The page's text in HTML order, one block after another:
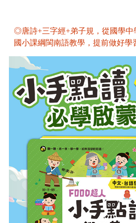
◎唐詩+三字經+弟子規， 從國學中
國小課綱閩南語教學，提前做好學